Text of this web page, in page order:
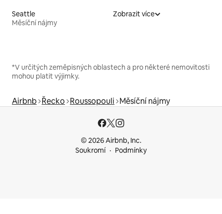
Seattle
Měsíční nájmy
Zobrazit více
*V určitých zeměpisných oblastech a pro některé nemovitosti
mohou platit výjimky.
Airbnb Řecko Roussopouli Měsíční nájmy
© 2026 Airbnb, Inc.
Soukromí
Podmínky